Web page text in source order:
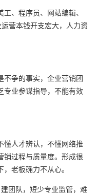
、程序员、网站编辑、
营本钱开支宏大，人力资
争的事实，企业营销团
专业参谋指导，不能有效
人才辨认，不懂网络推
销过程与质量度。形成很
老板确力不从心。
团队，短少专业监管，难